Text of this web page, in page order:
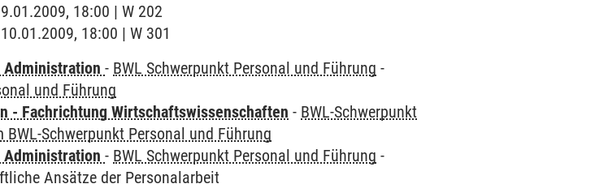
18:00 | W 202
18:00 | W 301
Administration- BWL Schwerpunkt Personal und Führung -
und Führung
- Fachrichtung Wirtschaftswissenschaften - BWL-Schwerpunkt
BWL-Schwerpunkt Personal und Führung
Administration- BWL Schwerpunkt Personal und Führung -
Ansätze der Personalarbeit